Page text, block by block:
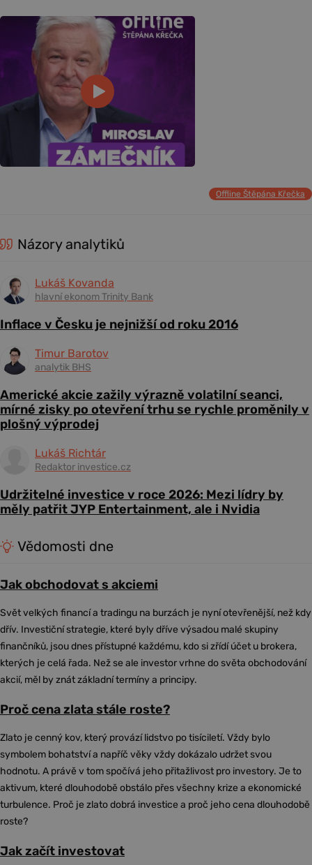
Offline Štěpána Křečka
Názory analytiků
Lukáš Kovanda
hlavní ekonom Trinity Bank
Inflace v Česku je nejnižší od roku 2016
Timur Barotov
analytik BHS
Americké akcie zažily výrazně volatilní seanci,
mírné zisky po otevření trhu se rychle proměnily v
plošný výprodej
Lukáš Richtár
Redaktor investice.cz
Udržitelné investice v roce 2026: Mezi lídry by
měly patřit JYP Entertainment, ale i Nvidia
Vědomosti dne
Jak obchodovat s akciemi
Svět velkých financí a tradingu na burzách je nyní otevřenější, než kdy
dřív. Investiční strategie, které byly dříve výsadou malé skupiny
finančníků, jsou dnes přístupné každému, kdo si zřídí účet u brokera,
kterých je celá řada. Než se ale investor vrhne do světa obchodování
akcií, měl by znát základní termíny a principy.
Proč cena zlata stále roste?
Zlato je cenný kov, který provází lidstvo po tisíciletí. Vždy bylo
symbolem bohatství a napříč věky vždy dokázalo udržet svou
hodnotu. A právě v tom spočívá jeho přitažlivost pro investory. Je to
aktivum, které dlouhodobě obstálo přes všechny krize a ekonomické
turbulence. Proč je zlato dobrá investice a proč jeho cena dlouhodobě
roste?
Jak začít investovat